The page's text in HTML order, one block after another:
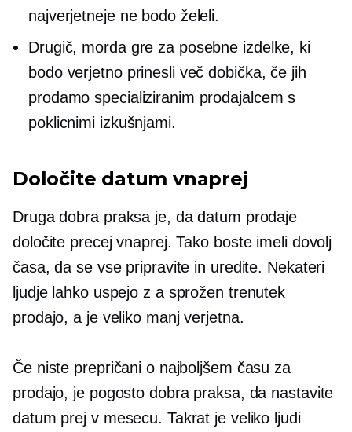
najverjetneje ne bodo želeli.
Drugič, morda gre za posebne izdelke, ki
bodo verjetno prinesli več dobička, če jih
prodamo specializiranim prodajalcem s
poklicnimi izkušnjami.
Določite datum vnaprej
Druga dobra praksa je, da datum prodaje
določite precej vnaprej. Tako boste imeli dovolj
časa, da se vse pripravite in uredite. Nekateri
ljudje lahko uspejo z a sprožen trenutek
prodajo, a je veliko manj verjetna.
Če niste prepričani o najboljšem času za
prodajo, je pogosto dobra praksa, da nastavite
datum prej v mesecu. Takrat je veliko ljudi